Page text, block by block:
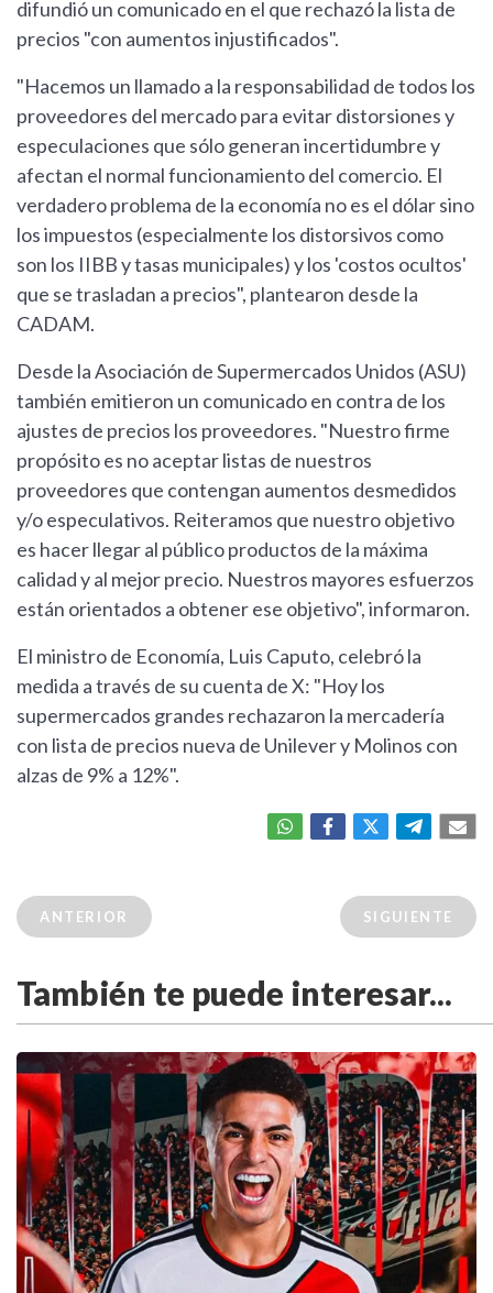
difundió un comunicado en el que rechazó la lista de
precios "con aumentos injustificados".
"Hacemos un llamado a la responsabilidad de todos los
proveedores del mercado para evitar distorsiones y
especulaciones que sólo generan incertidumbre y
afectan el normal funcionamiento del comercio. El
verdadero problema de la economía no es el dólar sino
los impuestos (especialmente los distorsivos como
son los IIBB y tasas municipales) y los 'costos ocultos'
que se trasladan a precios", plantearon desde la
CADAM.
Desde la Asociación de Supermercados Unidos (ASU)
también emitieron un comunicado en contra de los
ajustes de precios los proveedores. "Nuestro firme
propósito es no aceptar listas de nuestros
proveedores que contengan aumentos desmedidos
y/o especulativos. Reiteramos que nuestro objetivo
es hacer llegar al público productos de la máxima
calidad y al mejor precio. Nuestros mayores esfuerzos
están orientados a obtener ese objetivo", informaron.
El ministro de Economía, Luis Caputo, celebró la
medida a través de su cuenta de X: "Hoy los
supermercados grandes rechazaron la mercadería
con lista de precios nueva de Unilever y Molinos con
alzas de 9% a 12%".
ANTERIOR SIGUIENTE
También te puede interesar...